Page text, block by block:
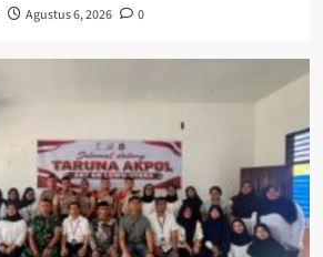
Agustus 6, 2026 0